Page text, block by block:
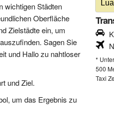
wichtigen Städten
Oberfläche
Zielstädte ein, um
Sagen Sie
und Hallo zu nahtloser
und Ziel.
um das Ergebnis zu
*
500
Taxi